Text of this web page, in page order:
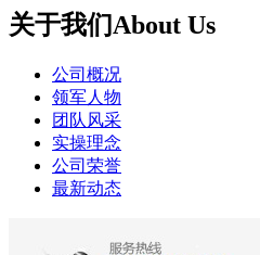
关于我们About Us
公司概况
领军人物
团队风采
实操理念
公司荣誉
最新动态